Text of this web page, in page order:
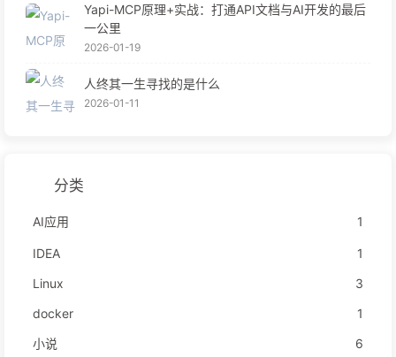
Yapi-MCP原理+实战：打通API文档与AI开发的最后
一公里
2026-01-19
人终其一生寻找的是什么
2026-01-11
分类
AI应用 1
IDEA
1
Linux
3
docker
1
小说
6